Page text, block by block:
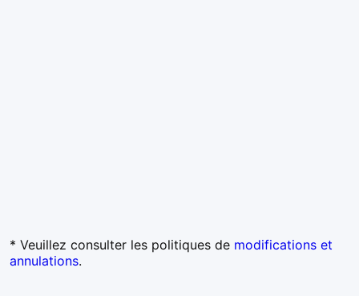
* Veuillez consulter les politiques de modifications et
annulations.